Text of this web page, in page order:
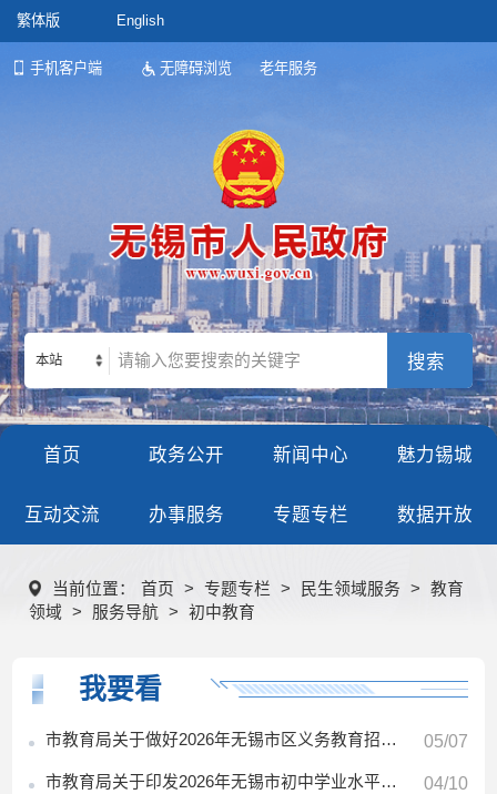
繁体版 English
手机客户端 无障碍浏览 老年服务
本站
首页 政务公开 新闻中心 魅力锡城
互动交流 办事服务 专题专栏 数据开放
当前位置： 首页 > 专题专栏 > 民生领域服务 >
教育
领域
> 服务导航 > 初中教育
我要看
市教育局关于做好2026年无锡市区义务教育招生入学工作的意见 05/07
市教育局关于印发2026年无锡市初中学业水平考试方案的通知 04/10